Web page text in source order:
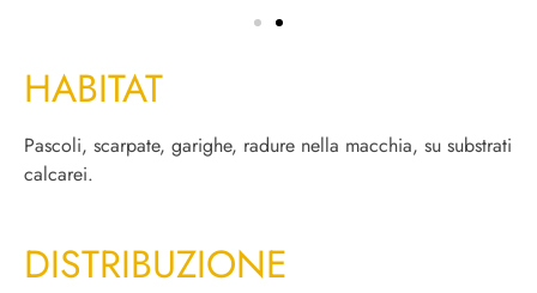
HABITAT
Pascoli, scarpate, garighe, radure nella macchia, su substrati
calcarei.
DISTRIBUZIONE